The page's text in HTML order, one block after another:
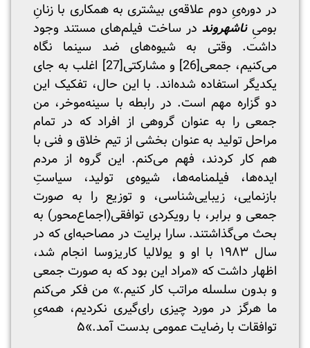
در دوره‌یِ دوم علاقه‌ی بیشتری به همکاری با زنانِ
بومیِناشهروند در ساخت فیلم‌های مستند وجود
داشت. وقتی به شیوه‌های ضد سینما نگاه
می‌کنیم، جمعی[26] و مشارکتی[27]
اغلب به جای
یکدیگر استفاده شده‌اند. با این حال، تفکیک این
دو گزاره مهم است. در رابطه با سینه‌موخر، من
جمعی را به عنوان گروهی از افراد که در تمام
مراحل تولید به عنوان بخشی از تیم خلاق و فنی با
هم کار کردند، فهم می‌کنم. این گروه از مردم
ایده‌ها، فیلمنامه‌ها، شیوه‌ی تولید، سیاستِ
بازنمایی، زیبایی‌شناسی، و توزیع را به صورت
جمعی و برابر، با رویکردی توافقی(اجماع‌محور) به
بحث می‌گذاشتند. سارا برایت در مصاحبه‌ای که در
سال ۱۹۸۳ با او و یولالیا کاریزوسا انجام شد،
اظهار داشت که «مراد این بود که به صورت جمعی
و بدون سلسله مراتب کار کنیم.» من فکر می‌کنم
ما هرگز در مورد چیزی رای‌گیری نکردیم، همه‌یِ
توافقات با رضایت عمومی بدست آمد.»۵